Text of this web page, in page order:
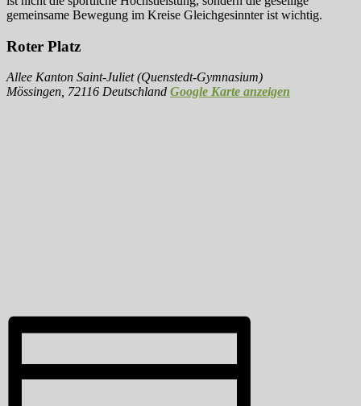
gemeinsame Bewegung im Kreise Gleichgesinnter ist wichtig.
Roter Platz
Allee Kanton Saint-Juliet (Quenstedt-Gymnasium)
Mössingen 72116 Deutschland Google Karte anzeigen